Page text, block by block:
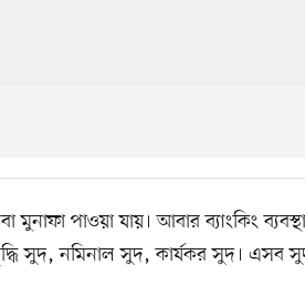
মুনাফা পাওয়া যায়। আবার ব্যাংকিং
সুদ, নমিনাল সুদ, কার্যকর সুদ। এসব সুদ